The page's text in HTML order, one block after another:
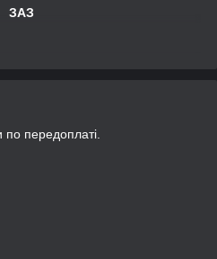
ЗАЗ
по передоплаті.